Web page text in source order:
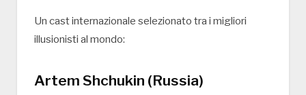
Un cast internazionale selezionato tra i migliori
illusionisti al mondo:
Artem Shchukin (Russia)